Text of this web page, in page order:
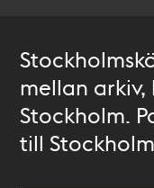
mellan
Stockholm.
till